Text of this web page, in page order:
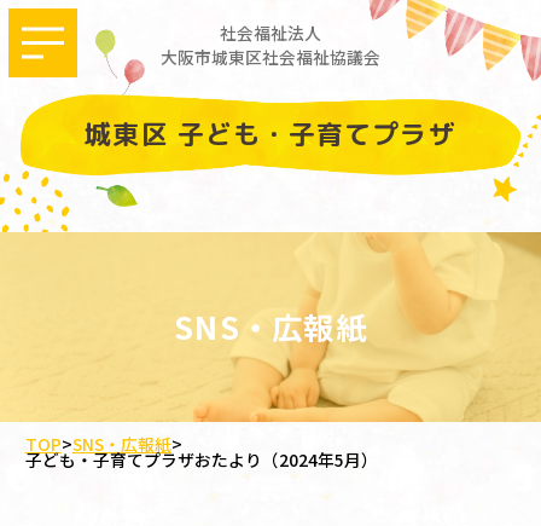
社会福祉法人
大阪市城東区社会福祉協議会
城東区 子ども・子育てプラザ
SNS・広報紙
TOP>SNS・広報紙>
子ども・子育てプラザおたより（2024年5月）